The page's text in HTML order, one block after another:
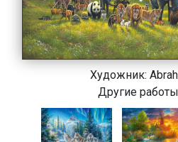
Художник:
Другие